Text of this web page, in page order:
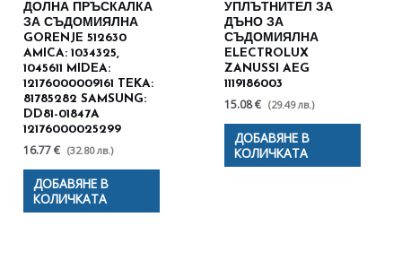
ДОЛНА ПРЪСКАЛКА
ЗА СЪДОМИЯЛНА
GORENJE 512630
AMICA: 1034325,
1045611 MIDEA:
12176000009161 TEKA:
81785282 SAMSUNG:
DD81-01847A
12176000025299
16.77 € (32.80 лв.)
ДОБАВЯНЕ В
КОЛИЧКАТА
УПЛЪТНИТЕЛ ЗА
ДЪНО ЗА
СЪДОМИЯЛНА
ELECTROLUX
ZANUSSI AEG
1119186003
15.08 € (29.49 лв.)
ДОБАВЯНЕ В
КОЛИЧКАТА